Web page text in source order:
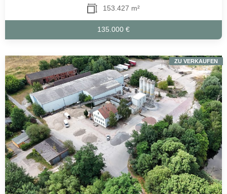
153.427 m²
135.000 €
ZU VERKAUFEN